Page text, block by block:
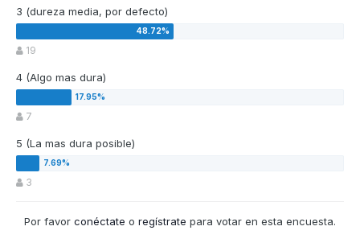
3 (dureza media, por defecto)
19
4 (Algo mas dura)
7
5 (La mas dura posible)
3
Por favor conéctate o regístrate para votar en esta encuesta.